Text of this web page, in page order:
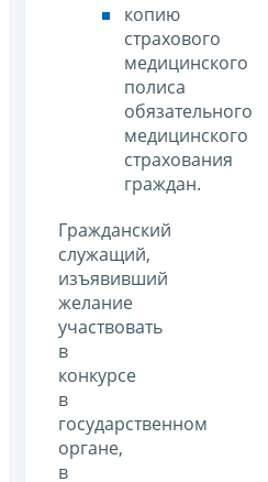
копию
страхового
медицинского
полиса
обязательного
медицинского
страхования
граждан.
Гражданский
служащий,
изъявивший
желание
участвовать
в
конкурсе
в
государственном
органе,
в